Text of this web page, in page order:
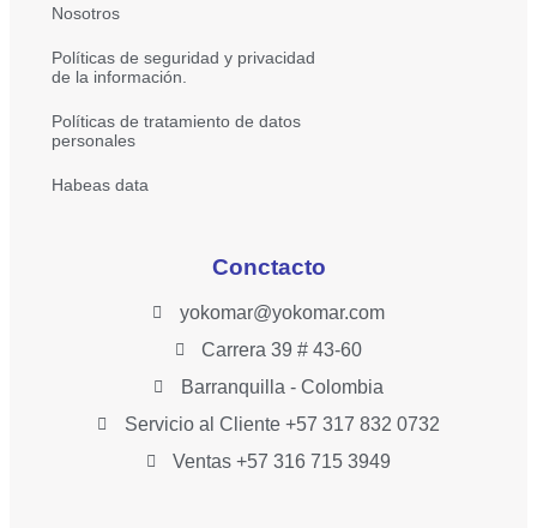
Nosotros
Políticas de seguridad y privacidad
de la información.
Políticas de tratamiento de datos
personales
Habeas data
Conctacto
yokomar@yokomar.com
Carrera 39 # 43-60
Barranquilla - Colombia
Servicio al Cliente +57 317 832 0732
Ventas +57 316 715 3949